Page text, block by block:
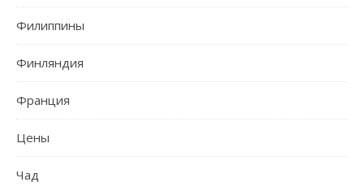
Филиппины
Финляндия
Франция
Цены
Чад